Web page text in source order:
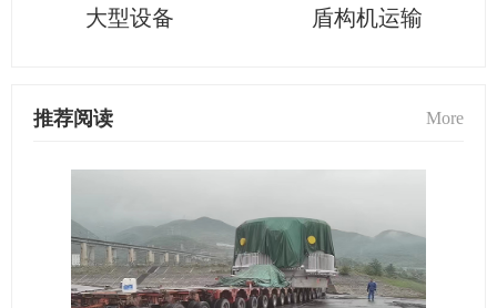
大型设备 盾构机运输
推荐阅读 More